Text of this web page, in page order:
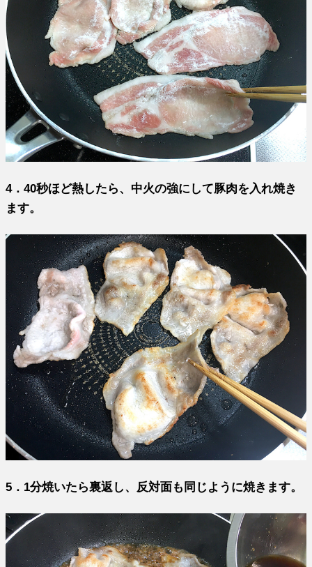
4．40秒ほど熱したら、中火の強にして豚肉を入れ焼き
ます。
5．1分焼いたら裏返し、反対面も同じように焼きます。